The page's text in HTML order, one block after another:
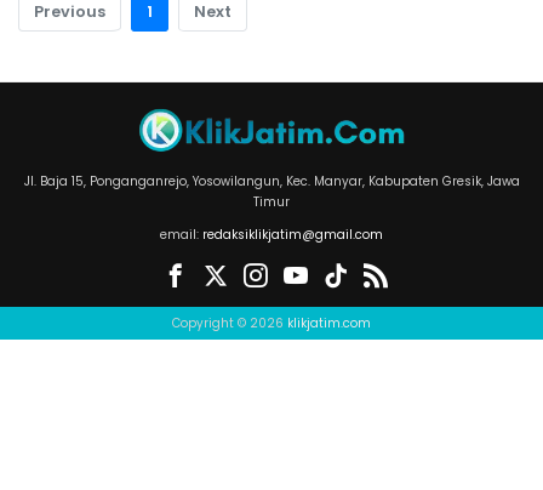
Previous 1 Next
Jl. Baja 15, Ponganganrejo, Yosowilangun, Kec. Manyar, Kabupaten Gresik, Jawa
Timur
email: redaksiklikjatim@gmail.com
Copyright © 2026 klikjatim.com